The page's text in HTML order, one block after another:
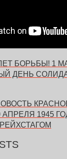
БОРЬБЫ! 1
ДЕНЬ
АПРЕЛЯ 1945